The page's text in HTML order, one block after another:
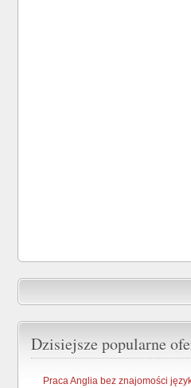
Dzisiejsze popularne
Praca Anglia bez znajomości